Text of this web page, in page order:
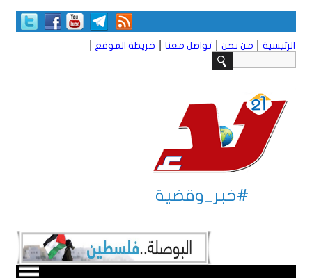
الرئيسية من نحن تواصل معنا خريطة الموقع
#خبر_وقضية